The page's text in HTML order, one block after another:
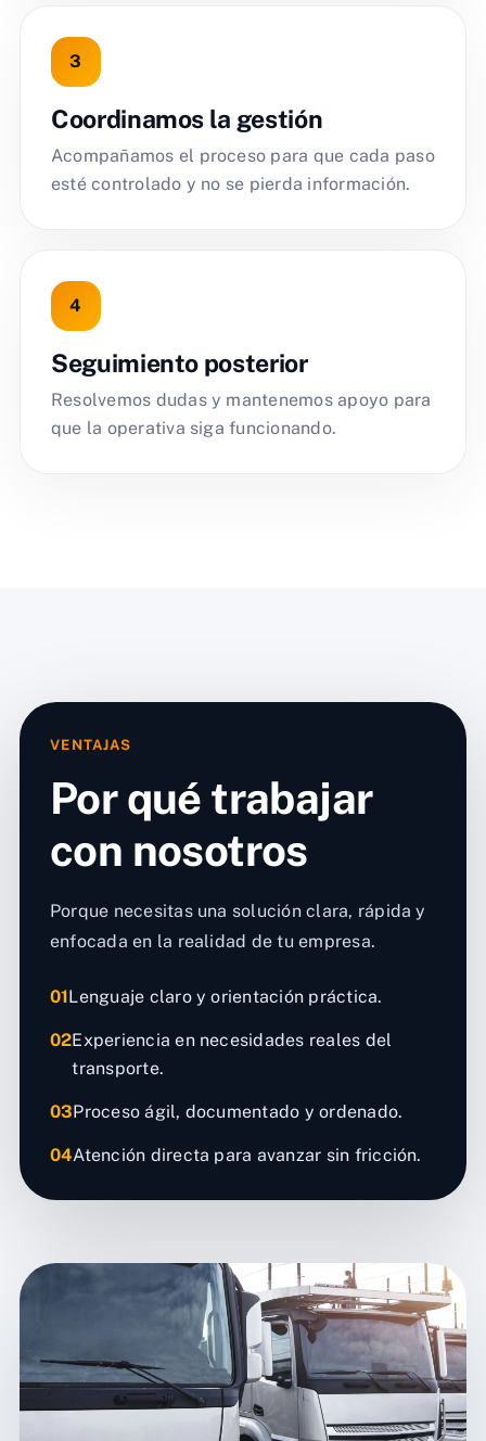
Coordinamos la gestión
Acompañamos el proceso para que cada paso
esté controlado y no se pierda información.
Seguimiento posterior
Resolvemos dudas y mantenemos apoyo para
que la operativa siga funcionando.
VENTAJAS
Por qué trabajar
con nosotros
Porque necesitas una solución clara, rápida y
enfocada en la realidad de tu empresa.
01Lenguaje claro y orientación práctica.
02Experiencia en necesidades reales del
transporte.
03Proceso ágil, documentado y ordenado.
04Atención directa para avanzar sin fricción.